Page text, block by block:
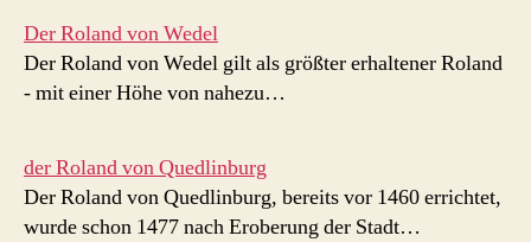
Der Roland von Wedel
Der Roland von Wedel gilt als größter erhaltener Roland
- mit einer Höhe von nahezu…
der Roland von Quedlinburg
Der Roland von Quedlinburg, bereits vor 1460 errichtet,
wurde schon 1477 nach Eroberung der Stadt…